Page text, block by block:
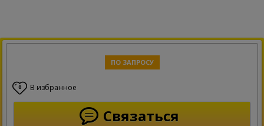
ПО ЗАПРОСУ
0 В избранное
Связаться